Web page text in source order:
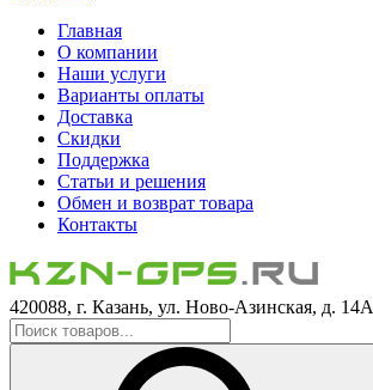
Главная
О компании
Наши услуги
Варианты оплаты
Доставка
Скидки
Поддержка
Статьи и решения
Обмен и возврат товара
Контакты
420088, г. Казань, ул. Ново-Азинская, д. 14А